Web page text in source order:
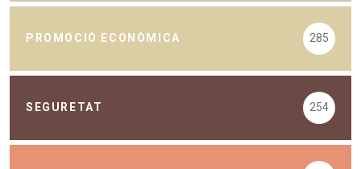
PROMOCIÓ ECONÒMICA 285
SEGURETAT 254